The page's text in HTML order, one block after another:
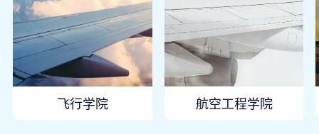
飞行学院 航空工程学院